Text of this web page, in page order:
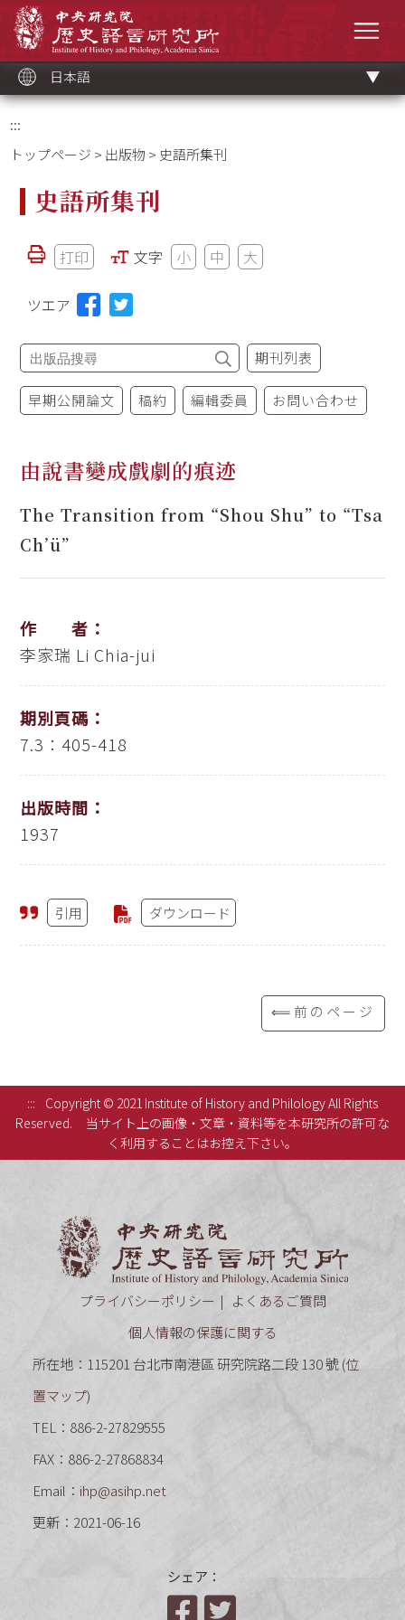
ッ
ク
日本語
:::
トップページ > 出版物 > 史語所集刊
史語所集刊
打印 文字 小 中 大
ツエア
期刊列表
早期公開論文 稿約 編輯委員 お問い合わせ
由說書變成戲劇的痕迹
The Transition from “Shou Shu” to “Tsa
Ch’ü”
作 者：
李家瑞 Li Chia-jui
期別頁碼：
7.3：405-418
出版時間：
1937
引用 ダウンロード
⟸前のページ
:::
Copyright © 2021 Institute of History and Philology All Rights
Reserved.
当サイト上の画像・文章・資料等を本研究所の許可な
く利用することはお控え下さい。
プライバシーポリシー
よくあるご質問
個人情報の保護に関する
所在地：115201 台北市南港區 研究院路二段 130 號 (位
置マップ)
TEL：886-2-27829555
FAX：886-2-27868834
Email： ihp@asihp.net
更新：2021-06-16
シェア：
Facebook